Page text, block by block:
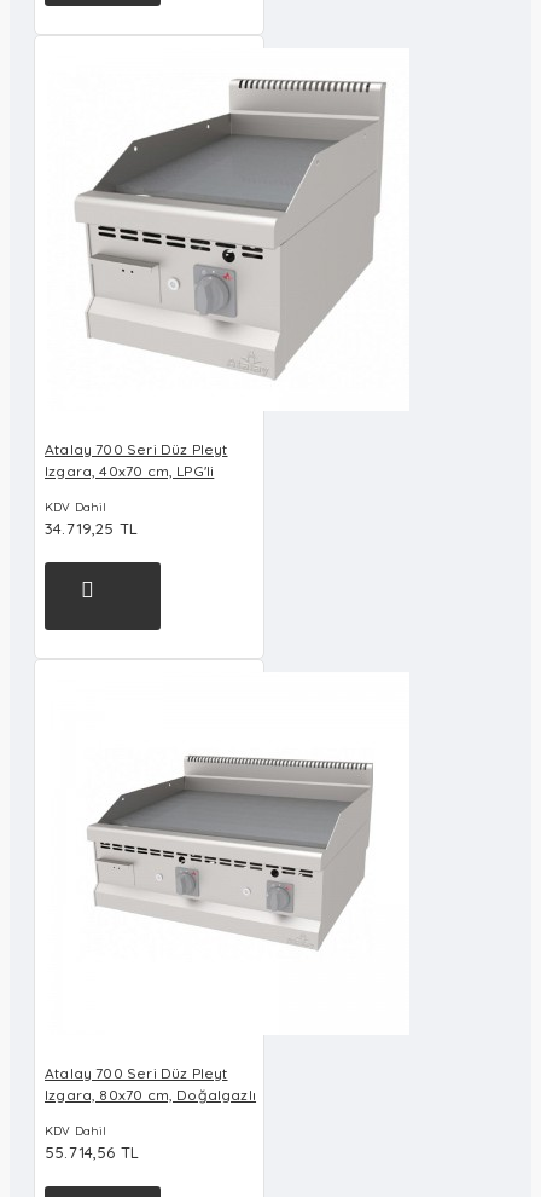
Atalay 700 Seri Düz Pleyt
Izgara, 40x70 cm, LPG'li
KDV Dahil
34.719,25 TL
Atalay 700 Seri Düz Pleyt
Izgara, 80x70 cm, Doğalgazlı
KDV Dahil
55.714,56 TL